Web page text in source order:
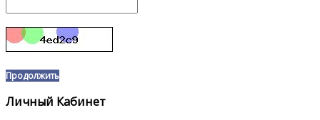
Продолжить
Личный Кабинет